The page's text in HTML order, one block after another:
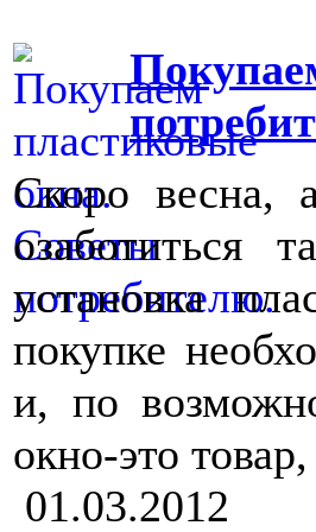
Скоро весна,
озаботиться
установка
покупке
и, по
окно-это
01.03.2012